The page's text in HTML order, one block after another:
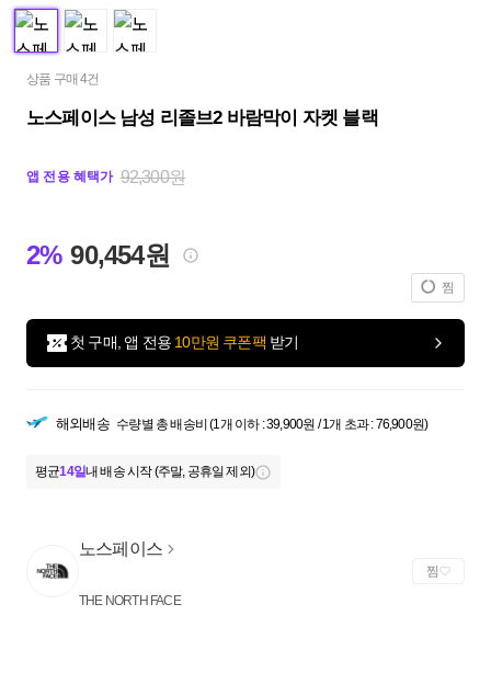
상품 구매 4건
노스페이스 남성 리졸브2 바람막이 자켓 블랙
앱 전용 혜택가 92,300원
2% 90,454원
찜
첫 구매, 앱 전용 10만원 쿠폰팩 받기
해외배송 수량별 총 배송비 (1개 이하 : 39,900원 / 1개 초과 : 76,900원)
평균14일내 배송 시작 (주말, 공휴일 제외)
노스페이스
THE NORTH FACE
찜